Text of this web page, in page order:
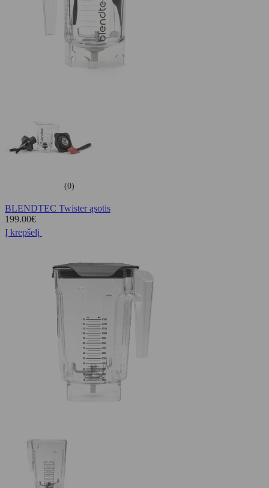
(0)
BLENDTEC Twister ąsotis
199.00€
Į krepšelį